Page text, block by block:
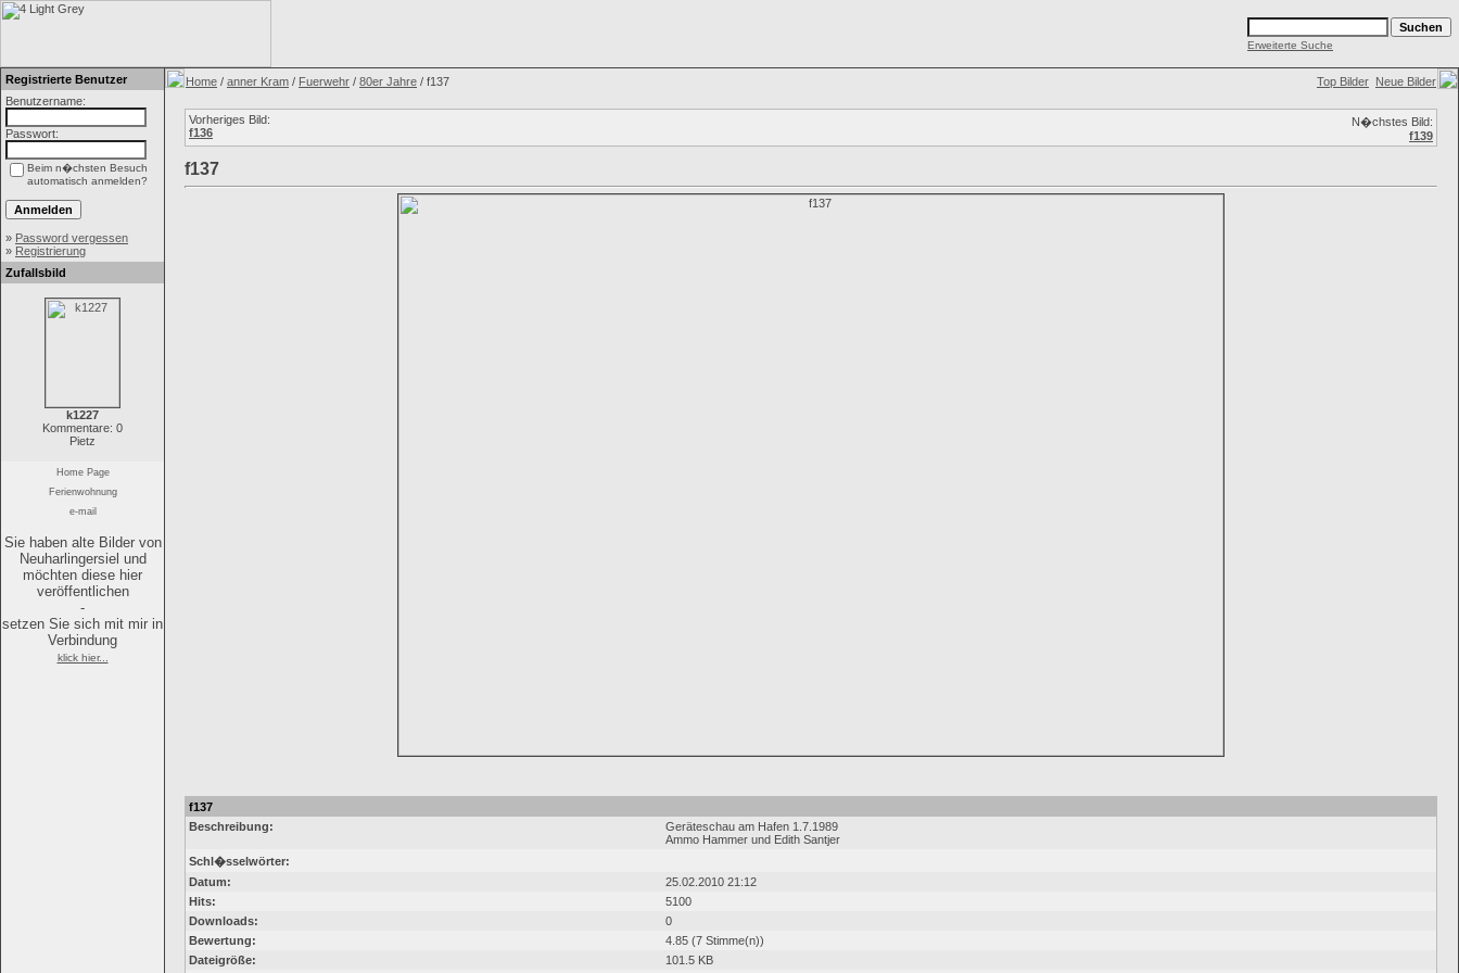
Erweiterte Suche
Registrierte Benutzer
Benutzername:
Passwort:
Beim n�chsten Besuch
automatisch anmelden?
» Password vergessen
» Registrierung
Zufallsbild
k1227
Kommentare: 0
Pietz
Home Page
Ferienwohnung
e-mail
Sie haben alte Bilder von
Neuharlingersiel und
möchten diese hier
veröffentlichen
-
setzen Sie sich mit mir in
Verbindung
klick hier...
Home / anner Kram / Fuerwehr / 80er Jahre / f137 Top Bilder Neue Bilder
Vorheriges Bild:
f136
N�chstes Bild:
f139
f137
f137
Beschreibung:
Geräteschau am Hafen 1.7.1989
Ammo Hammer und Edith Santjer
Schl�sselwörter:
Datum:
25.02.2010 21:12
Hits:
5100
Downloads:
0
Bewertung:
4.85 (7 Stimme(n))
Dateigröße:
101.5 KB